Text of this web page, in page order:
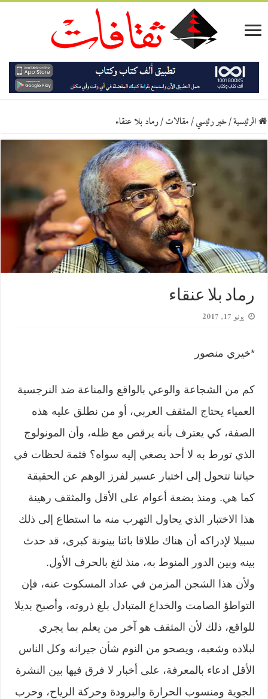
الرئيسية/خبر رئيسي/مقالات/رماد بلا عنقاء
رماد بلا عنقاء
يونيو 17, 2017
*خيري منصور
كم من الشجاعة والوعي بالواقع والمناعة ضد النرجسية
العمياء يحتاج المثقف العربي، أو من نطلق عليه هذه
الصفة، كي يعترف بأنه يرقص مع ظله، وأن المونولوج
الذي تورط به لا أحد يصغي إليه سواه؟ فثمة لحظات في
حياتنا تتحول إلى اختبار عسير لفرز الوهم عن الحقيقة
كما هي. ومنذ بضعة أعوام على الأقل والمثقف رهينة
هذا الاختبار الذي يحاول التهرب منه ما استطاع إلى ذلك
سبيلا لإدراكه أن هناك طلاقا بائنا بينونة كبرى، قد حدث
بينه وبين الدور المنوط به، منذ لثغ بالحرف الأول.
ولأن هذا الشجن المزمن في عداد المسكوت عنه، فإن
التواطؤ الصامت والخداع المتبادل بلغ ذروته، وأصبح بديلا
للواقع، ذلك لأن المثقف هو آخر من يعلم بما يجري
لبلاده وشعبه، ويصحو من النوم شأن جيرانه وكل الناس
الأقل ادعاء بالمعرفة، على أخبار لا فرق فيها بين النشرة
الجوية ومنسوب الحرارة والبرودة وحركة الرياح، وحرب